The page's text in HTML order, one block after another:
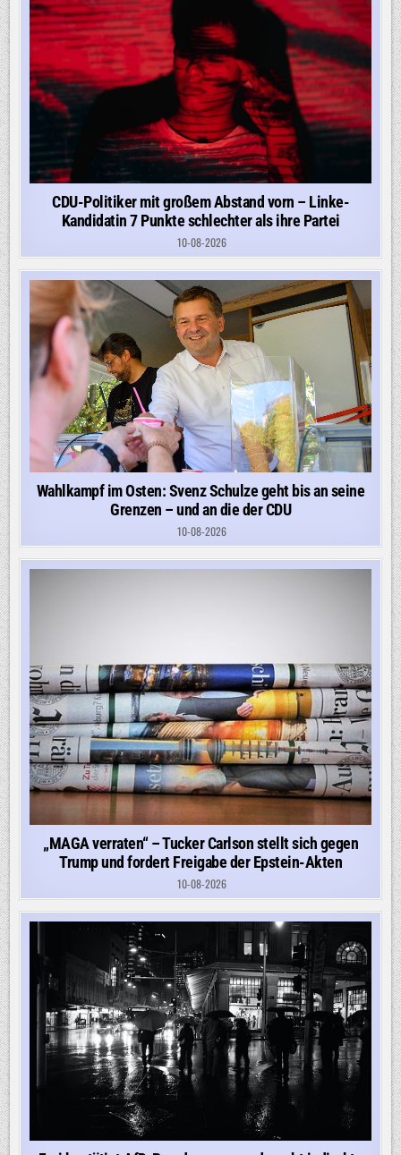
CDU-Politiker mit großem Abstand vorn – Linke-
Kandidatin 7 Punkte schlechter als ihre Partei
10-08-2026
Wahlkampf im Osten: Svenz Schulze geht bis an seine
Grenzen – und an die der CDU
10-08-2026
„MAGA verraten“ – Tucker Carlson stellt sich gegen
Trump und fordert Freigabe der Epstein-Akten
10-08-2026